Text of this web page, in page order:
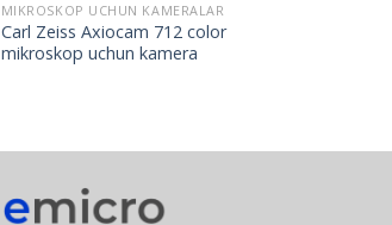
MIKROSKOP UCHUN KAMERALAR
Carl Zeiss Axiocam 712 color
mikroskop uchun kamera